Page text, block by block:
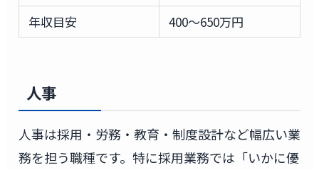
年収目安
400〜650万円
人事
人事は採用・労務・教育・制度設計など幅広い業
務を担う職種です。特に採用業務では「いかに優